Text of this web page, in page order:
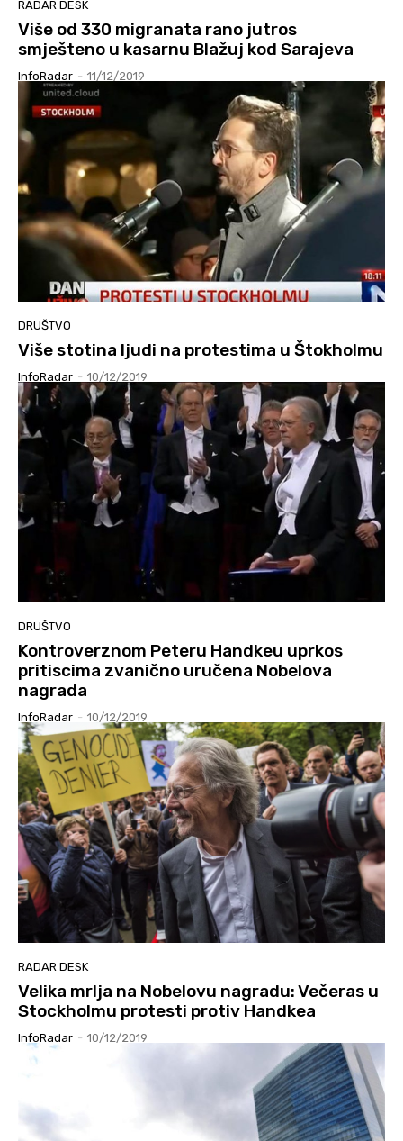
RADAR DESK
Više od 330 migranata rano jutros
smješteno u kasarnu Blažuj kod Sarajeva
InfoRadar - 11/12/2019
DRUŠTVO
Više stotina ljudi na protestima u Štokholmu
InfoRadar - 10/12/2019
DRUŠTVO
Kontroverznom Peteru Handkeu uprkos
pritiscima zvanično uručena Nobelova
nagrada
InfoRadar - 10/12/2019
RADAR DESK
Velika mrlja na Nobelovu nagradu: Večeras u
Stockholmu protesti protiv Handkea
InfoRadar - 10/12/2019